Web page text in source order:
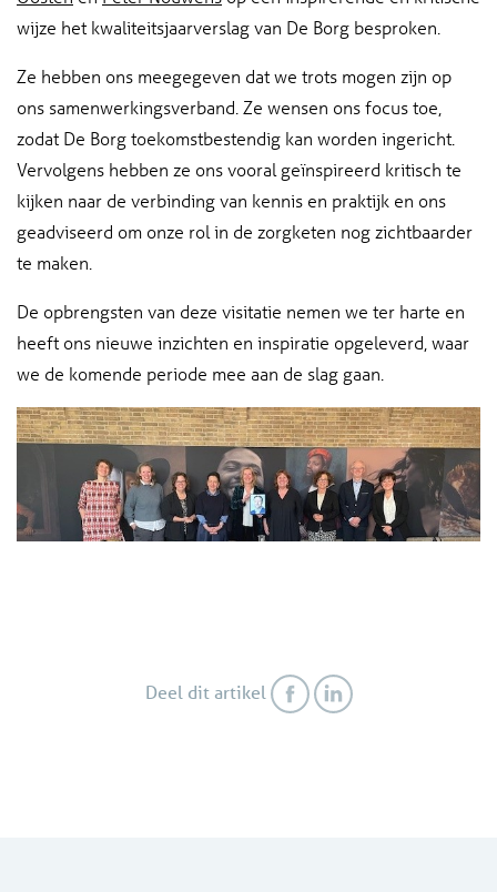
wijze het kwaliteitsjaarverslag van De Borg besproken.
Ze hebben ons meegegeven dat we trots mogen zijn op
ons samenwerkingsverband. Ze wensen ons focus toe,
zodat De Borg toekomstbestendig kan worden ingericht.
Vervolgens hebben ze ons vooral geïnspireerd kritisch te
kijken naar de verbinding van kennis en praktijk en ons
geadviseerd om onze rol in de zorgketen nog zichtbaarder
te maken.
De opbrengsten van deze visitatie nemen we ter harte en
heeft ons nieuwe inzichten en inspiratie opgeleverd, waar
we de komende periode mee aan de slag gaan.
Deel dit artikel